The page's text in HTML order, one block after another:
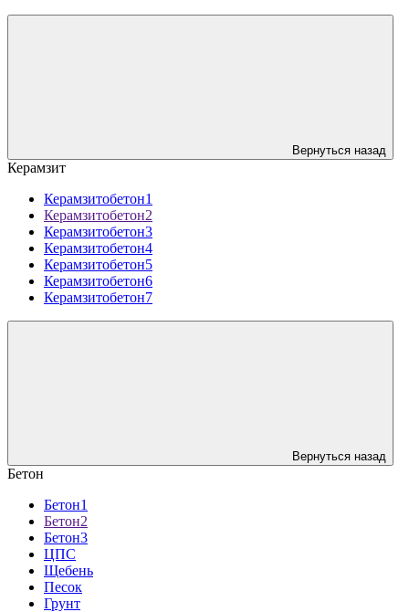
Вернуться назад
Керамзит
Керамзитобетон1
Керамзитобетон2
Керамзитобетон3
Керамзитобетон4
Керамзитобетон5
Керамзитобетон6
Керамзитобетон7
Вернуться назад
Бетон
Бетон1
Бетон2
Бетон3
ЦПС
Щебень
Песок
Грунт